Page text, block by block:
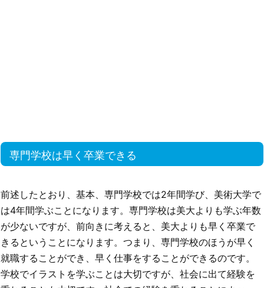
専門学校は早く卒業できる
前述したとおり、基本、専門学校では2年間学び、美術大学で
は4年間学ぶことになります。専門学校は美大よりも学ぶ年数
が少ないですが、前向きに考えると、美大よりも早く卒業で
きるということになります。つまり、専門学校のほうが早く
就職することができ、早く仕事をすることができるのです。
学校でイラストを学ぶことは大切ですが、社会に出て経験を